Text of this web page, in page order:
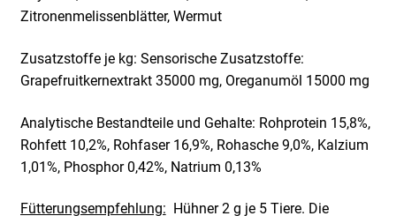
Zitronenmelissenblätter, Wermut
Zusatzstoffe je kg: Sensorische Zusatzstoffe:
Grapefruitkernextrakt 35000 mg, Oreganumöl 15000 mg
Analytische Bestandteile und Gehalte: Rohprotein 15,8%,
Rohfett 10,2%, Rohfaser 16,9%, Rohasche 9,0%, Kalzium
1,01%, Phosphor 0,42%, Natrium 0,13%
Fütterungsempfehlung: Hühner 2 g je 5 Tiere. Die